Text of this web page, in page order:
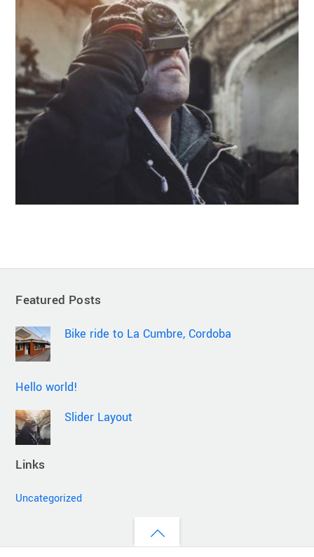
Featured Posts
Bike ride to La Cumbre, Cordoba
Hello world!
Slider Layout
Links
Uncategorized
Back